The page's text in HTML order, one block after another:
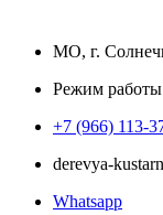
МО, г.
Режим
+7 (966) 113-
derevya-
Whatsapp